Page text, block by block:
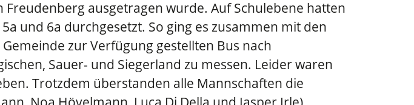
ausgetragen wurde. Auf Schulebene hatten
und 6a durchgesetzt. So ging es zusammen mit den
zur Verfügung gestellten Bus nach
Sauer- und Siegerland zu messen. Leider waren
Trotzdem überstanden alle Mannschaften die